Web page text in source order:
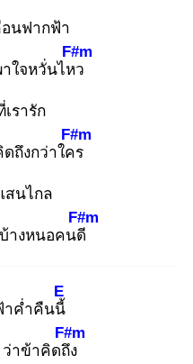
อนฟากฟ้า
ใจหวั่นไหว
F#m
รารัก
ดถึงกว่าใคร
F#m
สนไกล
บ้างหนอคนดี
F#m
าค่ำคืนนี้
E
ว่าข้าคิดถึง
F#m